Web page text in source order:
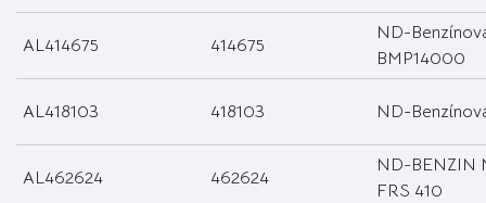
AL414675 414675
ND-
BMP14000
AL418103 418103 ND-
AL462624 462624
ND-BENZIN
FRS 410